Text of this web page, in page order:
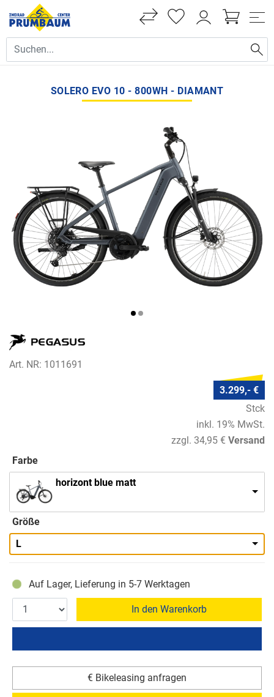
SOLERO EVO 10 - 800WH - DIAMANT
Art. NR: 1011691
3.299,- €
Stck
inkl. 19% MwSt.
zzgl. 34,95 € Versand
Farbe
horizont blue matt
Größe
L
Auf Lager, Lieferung in 5-7 Werktagen
In den Warenkorb
€ Bikeleasing anfragen